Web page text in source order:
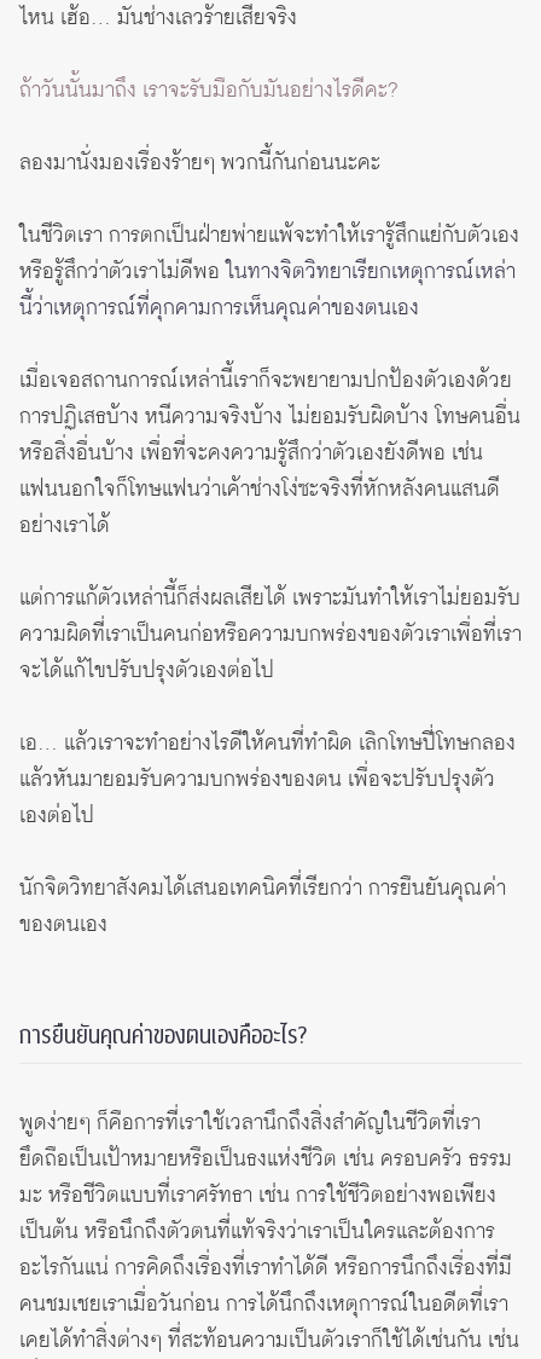
ไหน เฮ้อ… มันช่างเลวร้ายเสียจริง
ถ้าวันนั้นมาถึง เราจะรับมือกับมันอย่างไรดีคะ?
ลองมานั่งมองเรื่องร้ายๆ พวกนี้กันก่อนนะคะ
ในชีวิตเรา การตกเป็นฝ่ายพ่ายแพ้จะทำให้เรารู้สึกแย่กับตัวเอง
หรือรู้สึกว่าตัวเราไม่ดีพอในทางจิตวิทยาเรียกเหตุการณ์เหล่า
นี้ว่าเหตุการณ์ที่คุกคามการเห็นคุณค่าของตนเอง
เมื่อเจอสถานการณ์เหล่านี้เราก็จะพยายามปกป้องตัวเองด้วย
การปฏิเสธบ้าง หนีความจริงบ้าง ไม่ยอมรับผิดบ้าง โทษคนอื่น
หรือสิ่งอื่นบ้าง เพื่อที่จะคงความรู้สึกว่าตัวเองยังดีพอ เช่น
แฟนนอกใจก็โทษแฟนว่าเค้าช่างโง่ซะจริงที่หักหลังคนแสนดี
อย่างเราได้
แต่การแก้ตัวเหล่านี้ก็ส่งผลเสียได้ เพราะมันทำให้เราไม่ยอมรับ
ความผิดที่เราเป็นคนก่อหรือความบกพร่องของตัวเราเพื่อที่เรา
จะได้แก้ไขปรับปรุงตัวเองต่อไป
เอ… แล้วเราจะทำอย่างไรดีให้คนที่ทำผิด เลิกโทษปี่โทษกลอง
แล้วหันมายอมรับความบกพร่องของตน เพื่อจะปรับปรุงตัว
เองต่อไป
นักจิตวิทยาสังคมได้เสนอเทคนิคที่เรียกว่า การยืนยันคุณค่า
ของตนเอง
การยืนยันคุณค่าของตนเองคืออะไร?
พูดง่ายๆ ก็คือการที่เราใช้เวลานึกถึงสิ่งสำคัญในชีวิตที่เรา
ยึดถือเป็นเป้าหมายหรือเป็นธงแห่งชีวิต เช่น ครอบครัว ธรรม
มะ หรือชีวิตแบบที่เราศรัทธา เช่น การใช้ชีวิตอย่างพอเพียง
เป็นต้น หรือนึกถึงตัวตนที่แท้จริงว่าเราเป็นใครและต้องการ
อะไรกันแน่ การคิดถึงเรื่องที่เราทำได้ดี หรือการนึกถึงเรื่องที่มี
คนชมเชยเราเมื่อวันก่อน การได้นึกถึงเหตุการณ์ในอดีตที่เรา
เคยได้ทำสิ่งต่างๆ ที่สะท้อนความเป็นตัวเราก็ใช้ได้เช่นกัน เช่น